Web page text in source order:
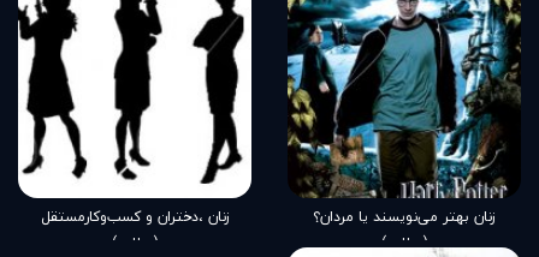
زنان بهتر می‌نویسند یا مردان؟
(مطلب)
زنان ،دختران و کسب‌وکارمستقل
(مطلب)